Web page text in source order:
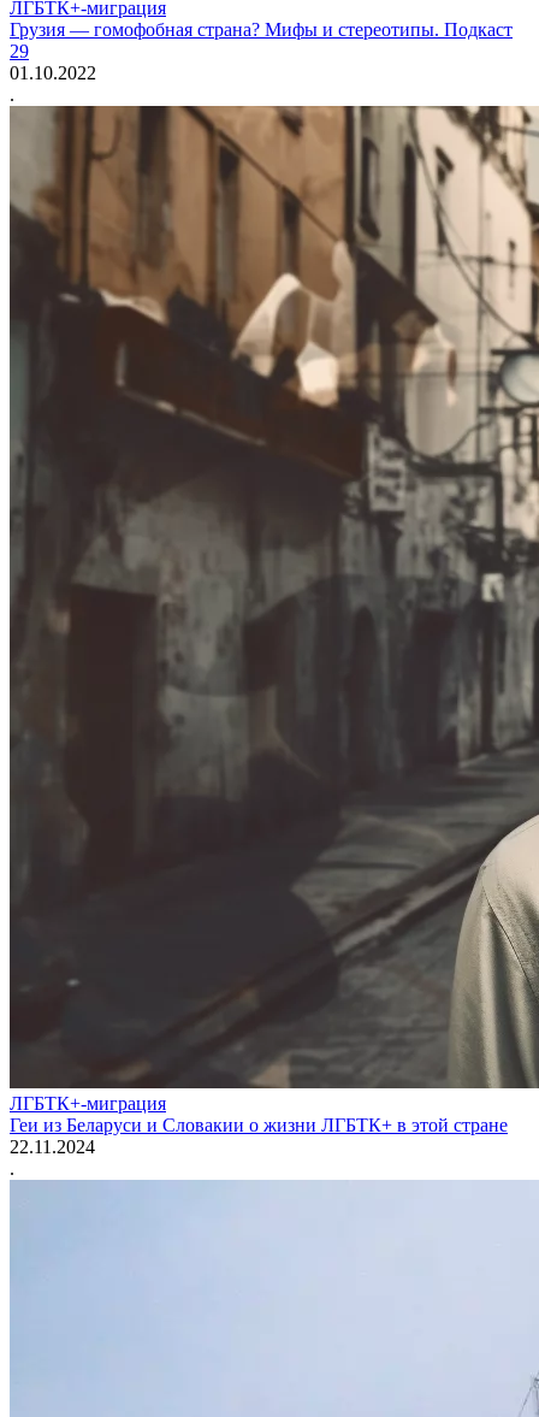
ЛГБТК+-миграция
Грузия — гомофобная страна? Мифы и стереотипы. Подкаст
29
01.10.2022
.
ЛГБТК+-миграция
Геи из Беларуси и Словакии о жизни ЛГБТК+ в этой стране
22.11.2024
.